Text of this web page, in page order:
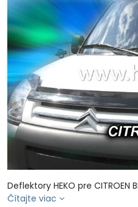
Deflektory HEKO pre CITROEN
Čítajte viac